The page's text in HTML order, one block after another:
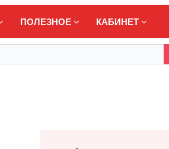
ПОЛЕЗНОЕ КАБИНЕТ